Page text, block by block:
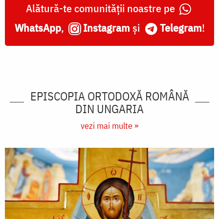
Alătură-te comunității noastre pe
WhatsApp, Instagram și Telegram!
EPISCOPIA ORTODOXĂ ROMÂNĂ
DIN UNGARIA
vezi mai multe »